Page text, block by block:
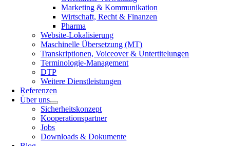
Marketing & Kommunikation
Wirtschaft, Recht & Finanzen
Pharma
Website-Lokalisierung
Maschinelle Übersetzung (MT)
Transkriptionen, Voiceover & Untertitelungen
Terminologie-Management
DTP
Weitere Dienstleistungen
Referenzen
Über uns
Sicherheitskonzept
Kooperationspartner
Jobs
Downloads & Dokumente